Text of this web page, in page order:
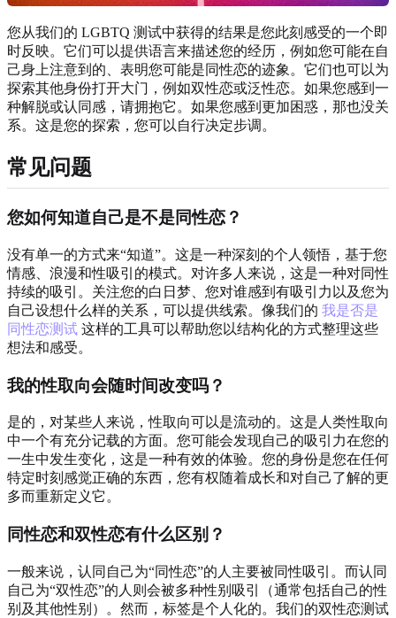
您从我们的 LGBTQ 测试中获得的结果是您此刻感受的一个即
时反映。它们可以提供语言来描述您的经历，例如您可能在自
己身上注意到的、表明您可能是同性恋的迹象。它们也可以为
探索其他身份打开大门，例如双性恋或泛性恋。如果您感到一
种解脱或认同感，请拥抱它。如果您感到更加困惑，那也没关
系。这是您的探索，您可以自行决定步调。
常见问题
您如何知道自己是不是同性恋？
没有单一的方式来“知道”。这是一种深刻的个人领悟，基于您
情感、浪漫和性吸引的模式。对许多人来说，这是一种对同性
持续的吸引。关注您的白日梦、您对谁感到有吸引力以及您为
自己设想什么样的关系，可以提供线索。像我们的 我是否是
同性恋测试 这样的工具可以帮助您以结构化的方式整理这些
想法和感受。
我的性取向会随时间改变吗？
是的，对某些人来说，性取向可以是流动的。这是人类性取向
中一个有充分记载的方面。您可能会发现自己的吸引力在您的
一生中发生变化，这是一种有效的体验。您的身份是您在任何
特定时刻感觉正确的东西，您有权随着成长和对自己了解的更
多而重新定义它。
同性恋和双性恋有什么区别？
一般来说，认同自己为“同性恋”的人主要被同性吸引。而认同
自己为“双性恋”的人则会被多种性别吸引（通常包括自己的性
别及其他性别）。然而，标签是个人化的。我们的双性恋测试